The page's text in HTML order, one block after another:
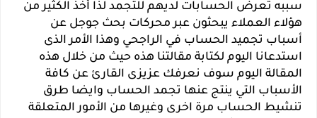
سببه تعرض الحسابات لديهم للتجمد لذا أخذ الكثير من
هؤلاء العملاء يبحثون عبر محركات بحث جوجل عن
أسباب تجميد الحساب في الراجحي وهذا الأمر الذى
استدعانا اليوم لكتابة مقالتنا هذه حيث من خلال هذه
المقالة اليوم سوف نعرفك عزيزى القارئ عن كافة
الأسباب التي ينتج عنها تجمد الحساب وايضا طرق
تنشيط الحساب مرة اخرى وغيرها من الأمور المتعلقة